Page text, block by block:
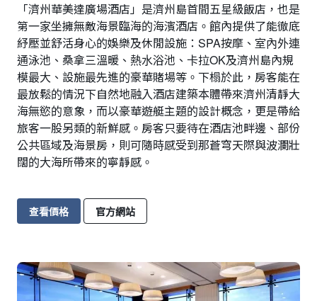
「濟州華美達廣場酒店」是濟州島首間五星級飯店，也是
第一家坐擁無敵海景臨海的海濱酒店。館內提供了能徹底
紓壓並舒活身心的娛樂及休閒設施：SPA按摩、室內外連
通泳池、桑拿三溫暖、熱水浴池、卡拉OK及濟州島內規
模最大、設施最先進的豪華賭場等。下榻於此，房客能在
最放鬆的情況下自然地融入酒店建築本體帶來濟州清靜大
海無慾的意象，而以豪華遊艇主題的設計概念，更是帶給
旅客一股另類的新鮮感。房客只要待在酒店池畔邊、部份
公共區域及海景房，則可隨時感受到那蒼穹天際與波瀾壯
闊的大海所帶來的寧靜感。
查看價格 官方網站